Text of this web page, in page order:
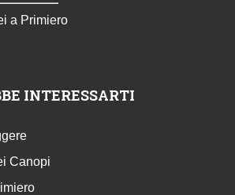
a Primiero
INTERESSARTI
Canopi